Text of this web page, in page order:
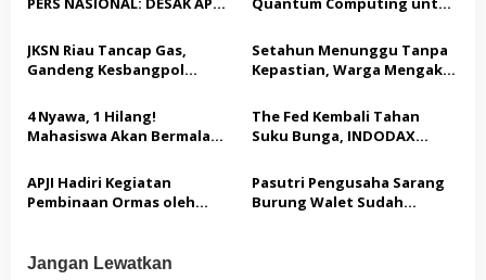
i
p
o
s
TERHADAP JURNALIS DAN
USUT TUNTAS GURITA
PUNGLI BERJAMAAH SERTA
KEPALA DINAS PENDIDIKAN
Blockchain
JKSN Riau Tancap Gas,
Gandeng Kesbangpol
Kebangsaan dan Moderasi
Beragama
Setahun Menunggu Tanpa
Kepastian, Warga Mengaku
Tak Terealisasi
4 Nyawa, 1 Hilang!
Mahasiswa Akan Bermalam
The Fed Kembali Tahan
Suku Bunga, INDODAX
Dorong Sentimen Pasar
APJI Hadiri Kegiatan
Pembinaan Ormas oleh
Pasutri Pengusaha Sarang
Burung Walet Sudah
Jangan Lewatkan